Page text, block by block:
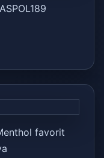
favorit